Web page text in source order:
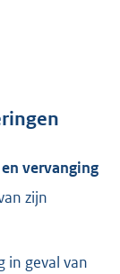
vervanging
zijn
in geval van